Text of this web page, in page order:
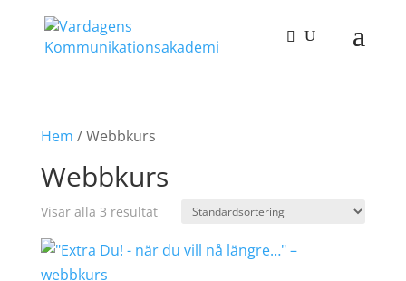
Hem / Webbkurs
Webbkurs
Visar alla 3 resultat